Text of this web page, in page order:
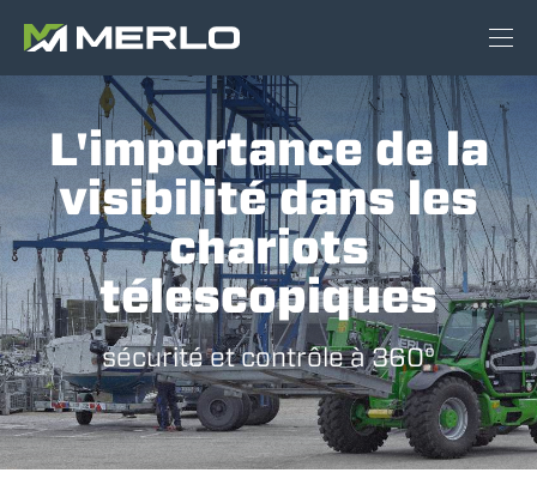
L'importance de la
visibilité dans les
chariots
télescopiques
sécurité et contrôle à 360°